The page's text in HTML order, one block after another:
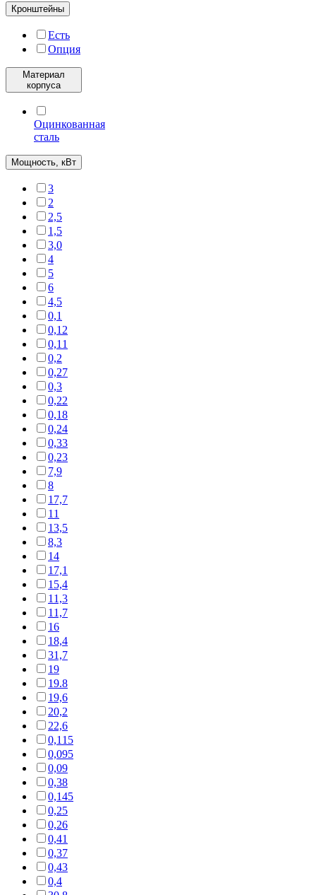
Кронштейны
Есть
Опция
Материал
корпуса
Оцинкованная
сталь
Мощность, кВт
3
2
2,5
1,5
3,0
4
5
6
4,5
0,1
0,12
0,11
0,2
0,27
0,3
0,22
0,18
0,24
0,33
0,23
7,9
8
17,7
11
13,5
8,3
14
17,1
15,4
11,3
11,7
16
18,4
31,7
19
19.8
19,6
20,2
22,6
0,115
0,095
0,09
0,38
0,145
0,25
0,26
0,41
0,37
0,43
0,4